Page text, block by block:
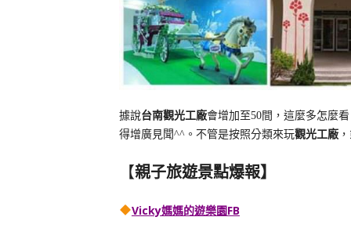
據說台南觀光工廠會增加至50間，這麼多怎麼
得增廣見聞^^ 。不管是按照分類來玩觀光工廠
【親子旅遊景點爆報】
Vicky媽媽的遊樂園FB